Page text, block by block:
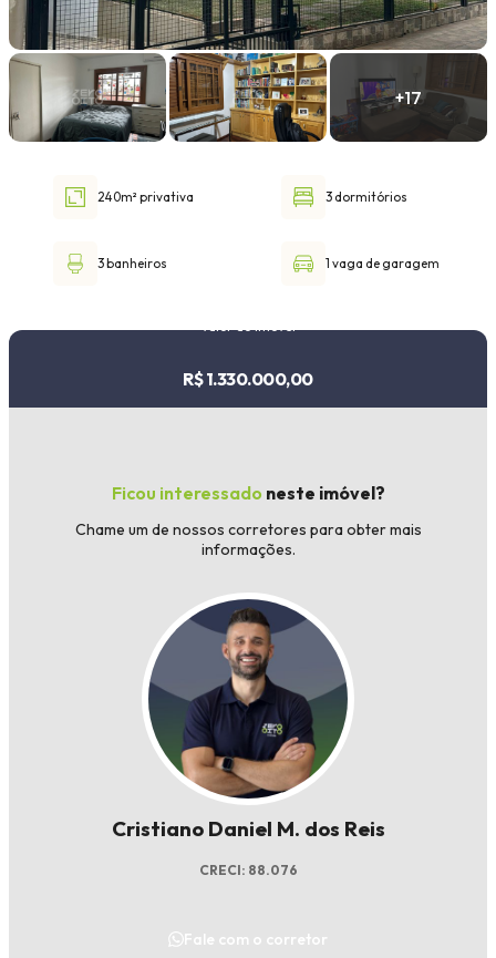
Faixa de valor
30.000,00até1.000.000,00 ou +
240m² privativa 3 dormitórios
3 banheiros 1 vaga de garagem
R$ 1.330.000,00
Ficou interessado neste imóvel?
Chame um de nossos corretores para obter mais
informações.
Cristiano Daniel M. dos Reis
CRECI: 88.076
Fale com o corretor